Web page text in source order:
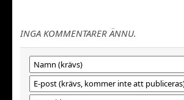
INGA KOMMENTARER ÄNNU.